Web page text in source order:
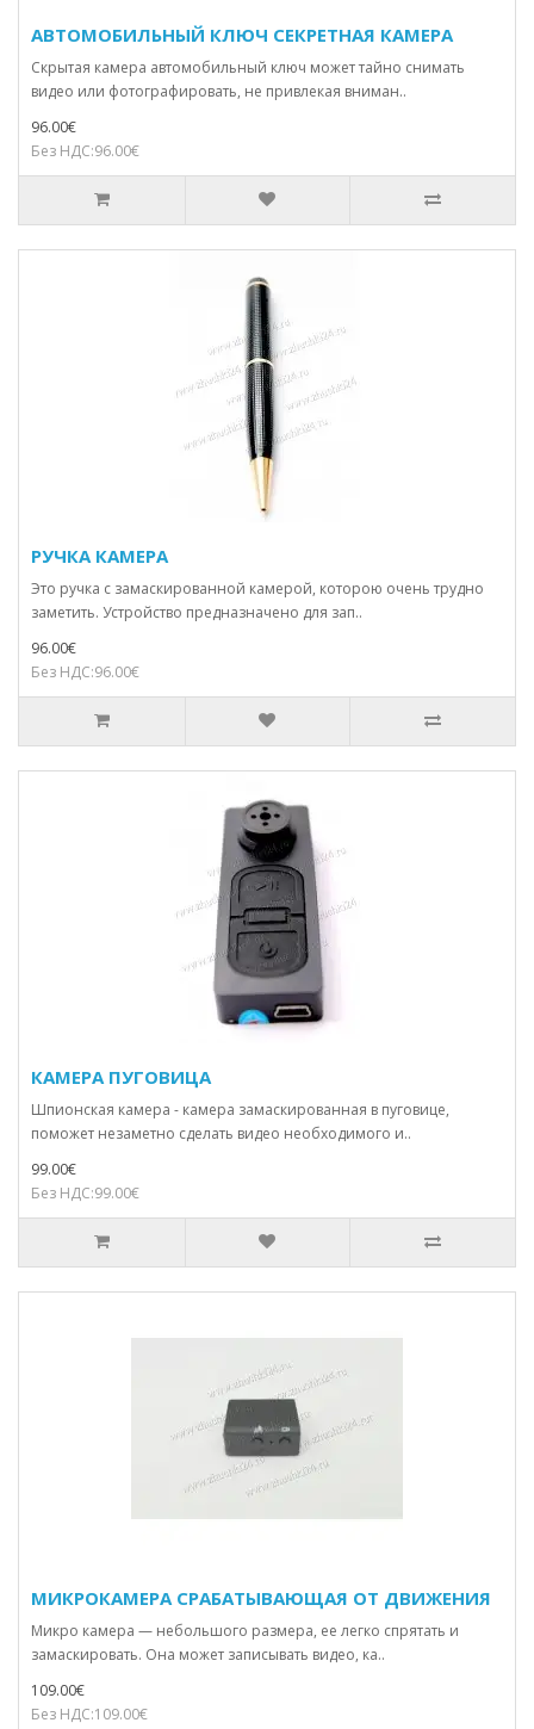
АВТОМОБИЛЬНЫЙ КЛЮЧ СЕКРЕТНАЯ КАМЕРА
Скрытая камера автомобильный ключ может тайно снимать
видео или фотографировать, не привлекая вниман..
96.00€
Без НДС:96.00€
РУЧКА КАМЕРА
Это ручка с замаскированной камерой, которою очень трудно
заметить. Устройство предназначено для зап..
96.00€
Без НДС:96.00€
КАМЕРА ПУГОВИЦА
Шпионская камера - камера замаскированная в пуговице,
поможет незаметно сделать видео необходимого и..
99.00€
Без НДС:99.00€
МИКРОКАМЕРА СРАБАТЫВАЮЩАЯ ОТ ДВИЖЕНИЯ
Микро камера — небольшого размера, ее легко спрятать и
замаскировать. Она может записывать видео, ка..
109.00€
Без НДС:109.00€